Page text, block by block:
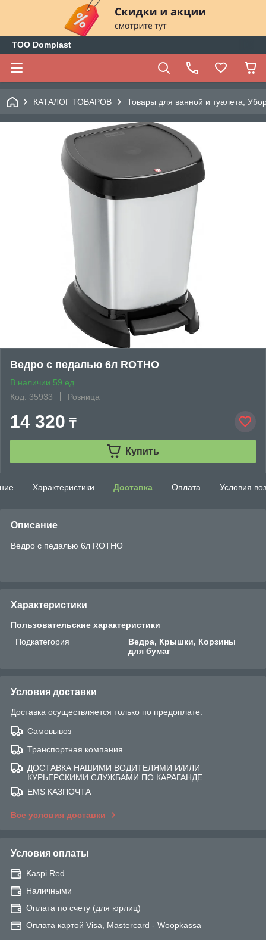
ТОО Domplast
КАТАЛОГ ТОВАРОВ Товары для ванной и туалета,
Ведро с педалью 6л ROTHO
В наличии 59 ед.
Код: 35933
Розница
14 320 ₸
Купить
Характеристики Доставка Оплата Условия
Описание
Ведро с педалью 6л ROTHO
Характеристики
Пользовательские характеристики
Подкатегория
Ведра, Крышки, Корзины
для бумаг
Условия доставки
Доставка осуществляется только по предоплате.
Самовывоз
Транспортная компания
ДОСТАВКА НАШИМИ ВОДИТЕЛЯМИ И/ИЛИ
КУРЬЕРСКИМИ СЛУЖБАМИ ПО КАРАГАНДЕ
EMS КАЗПОЧТА
Все условия доставки
Условия оплаты
Kaspi Red
Наличными
Оплата по счету (для юрлиц)
Оплата картой Visa, Mastercard - Woopkassa